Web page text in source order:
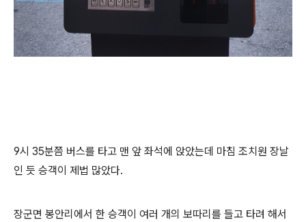
9시 35분쯤 버스를 타고 맨 앞 좌석에 앉았는데 마침 조치원 장날
인 듯 승객이 제법 많았다.
장군면 봉안리에서 한 승객이 여러 개의 보따리를 들고 타려 해서